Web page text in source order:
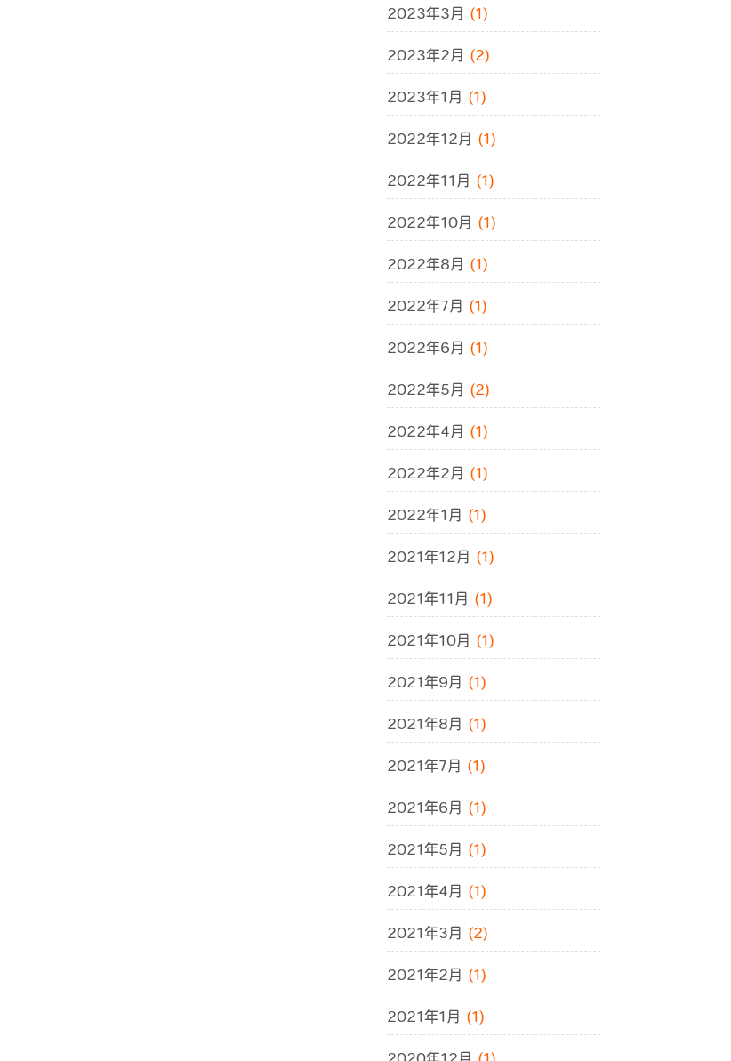
2023年3月 (1)
2023年2月 (2)
2023年1月 (1)
2022年12月 (1)
2022年11月 (1)
2022年10月 (1)
2022年8月 (1)
2022年7月 (1)
2022年6月 (1)
2022年5月 (2)
2022年4月 (1)
2022年2月 (1)
2022年1月 (1)
2021年12月 (1)
2021年11月 (1)
2021年10月 (1)
2021年9月 (1)
2021年8月 (1)
2021年7月 (1)
2021年6月 (1)
2021年5月 (1)
2021年4月 (1)
2021年3月 (2)
2021年2月 (1)
2021年1月 (1)